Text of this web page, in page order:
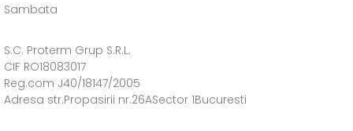
Sambata
S.C. Proterm Grup S.R.L.
CIF RO18083017
Reg.com J40/18147/2005
Adresa str.Propasirii nr.26ASector 1Bucuresti